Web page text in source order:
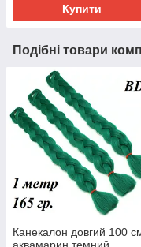
Купити
Подібні товари
Канекалон довгий 100